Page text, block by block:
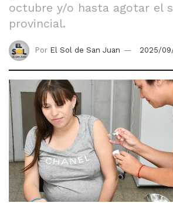
octubre y/o hasta agotar el
provincial.
Por El Sol de San Juan 2025/